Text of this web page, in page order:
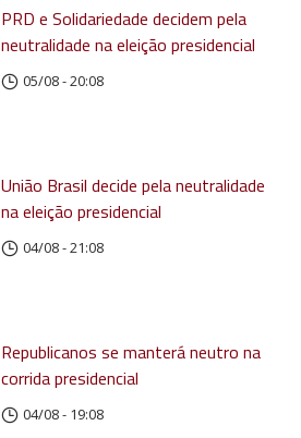
PRD e Solidariedade decidem pela
neutralidade na eleição presidencial
05/08 - 20:08
União Brasil decide pela neutralidade
na eleição presidencial
04/08 - 21:08
Republicanos se manterá neutro na
corrida presidencial
04/08 - 19:08